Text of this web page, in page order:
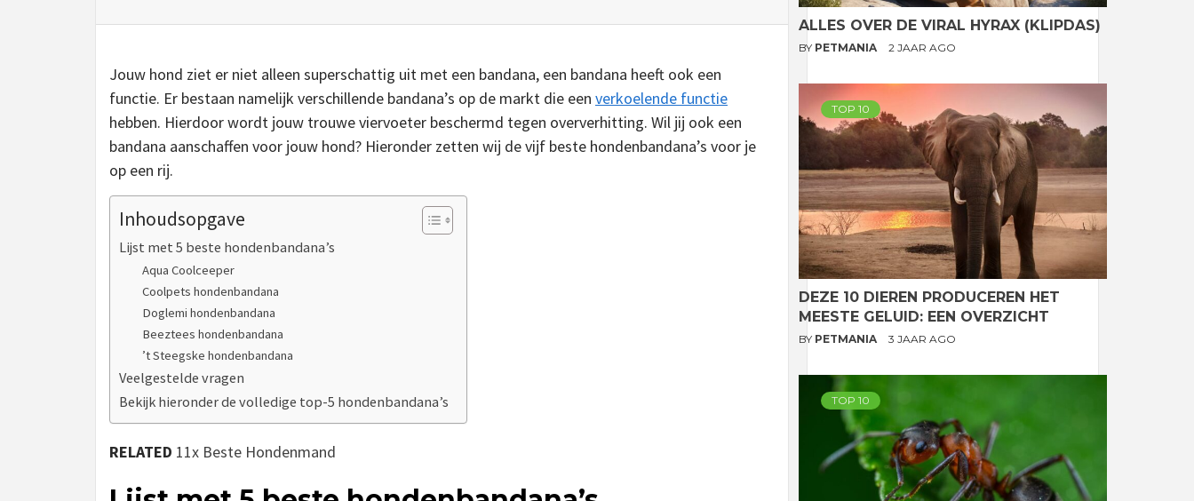
Jouw hond ziet er niet alleen superschattig uit met een bandana, een bandana heeft ook een
functie. Er bestaan namelijk verschillende bandana’s op de markt die een verkoelende functie
hebben. Hierdoor wordt jouw trouwe viervoeter beschermd tegen oververhitting. Wil jij ook een
bandana aanschaffen voor jouw hond? Hieronder zetten wij de vijf beste hondenbandana’s voor je
op een rij.
Inhoudsopgave
Lijst met 5 beste hondenbandana’s
Aqua Coolceeper
Coolpets hondenbandana
Doglemi hondenbandana
Beeztees hondenbandana
’t Steegske hondenbandana
Veelgestelde vragen
Bekijk hieronder de volledige top-5 hondenbandana’s
RELATED 11x Beste Hondenmand
ALLES OVER DE VIRAL HYRAX (KLIPDAS)
BY PETMANIA 2 JAAR AGO
TOP 10
DEZE 10 DIEREN PRODUCEREN HET
MEESTE GELUID: EEN OVERZICHT
BY PETMANIA 3 JAAR AGO
TOP 10